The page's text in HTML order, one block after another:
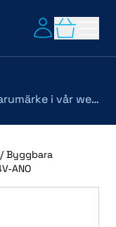
/ Byggbara
ANO